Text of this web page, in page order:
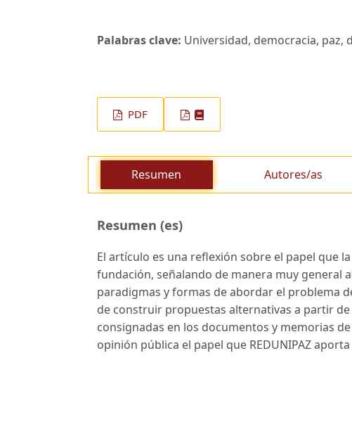
Palabras clave: Universidad, democracia, paz,
PDF
Resumen Autores/as
Resumen (es)
El artículo es una reflexión sobre el papel que
fundación, señalando de manera muy general
paradigmas y formas de abordar el problema
de construir propuestas alternativas a partir
consignadas en los documentos y memorias
opinión pública el papel que REDUNIPAZ